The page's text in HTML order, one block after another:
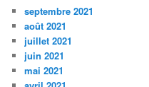
septembre 2021
août 2021
juillet 2021
juin 2021
mai 2021